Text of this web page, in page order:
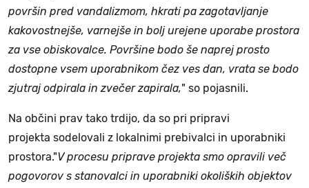
površin pred vandalizmom, hkrati pa zagotavljanje
kakovostnejše, varnejše in bolj urejene uporabe prostora
za vse obiskovalce. Površine bodo še naprej prosto
dostopne vsem uporabnikom čez ves dan, vrata se bodo
zjutraj odpirala in zvečer zapirala," so pojasnili.
Na občini prav tako trdijo, da so pri pripravi
projekta sodelovali z lokalnimi prebivalci in uporabniki
prostora."V procesu priprave projekta smo opravili več
pogovorov s stanovalci in uporabniki okoliških objektov